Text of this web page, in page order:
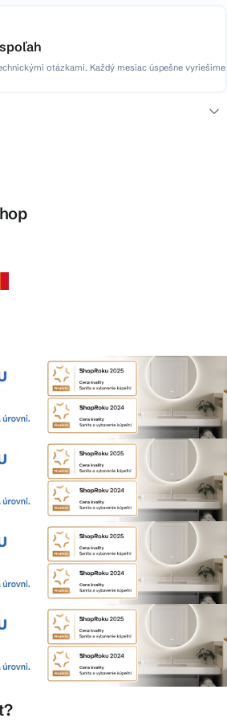
otázkami. Každý mesiac úspešne vyriešime